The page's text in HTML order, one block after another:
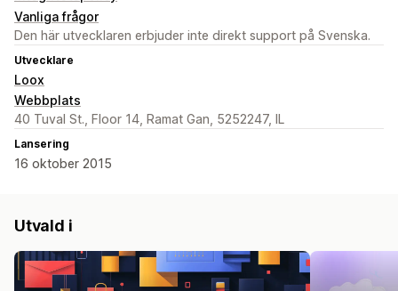
Vanliga frågor
Den här utvecklaren erbjuder inte direkt support på Svenska.
Utvecklare
Loox
Webbplats
40 Tuval St., Floor 14, Ramat Gan, 5252247, IL
Lansering
16 oktober 2015
Utvald i